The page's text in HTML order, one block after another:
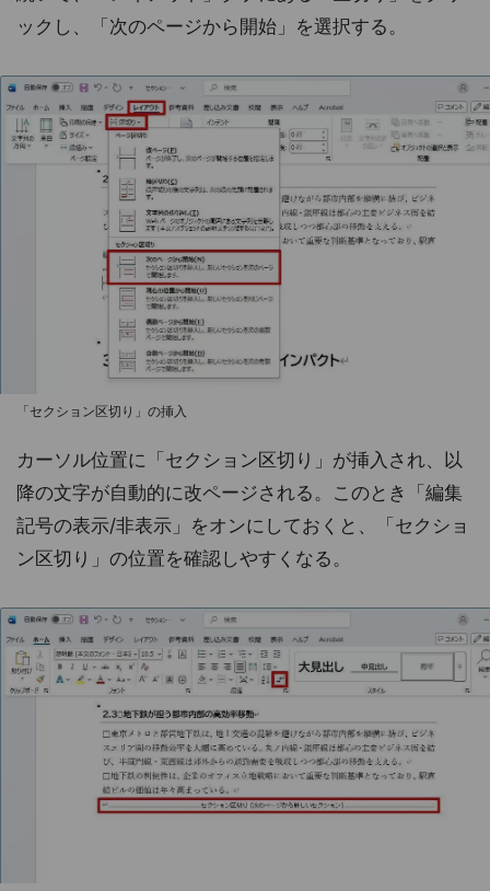
ックし、「次のページから開始」を選択する。
「セクション区切り」の挿入
カーソル位置に「セクション区切り」が挿入され、以
降の文字が自動的に改ページされる。このとき「編集
記号の表示/非表示」をオンにしておくと、「セクショ
ン区切り」の位置を確認しやすくなる。